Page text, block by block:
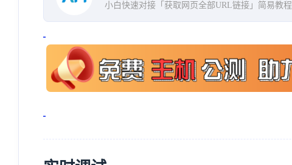
小白快速对接「获取网页全部URL链接」简易教程